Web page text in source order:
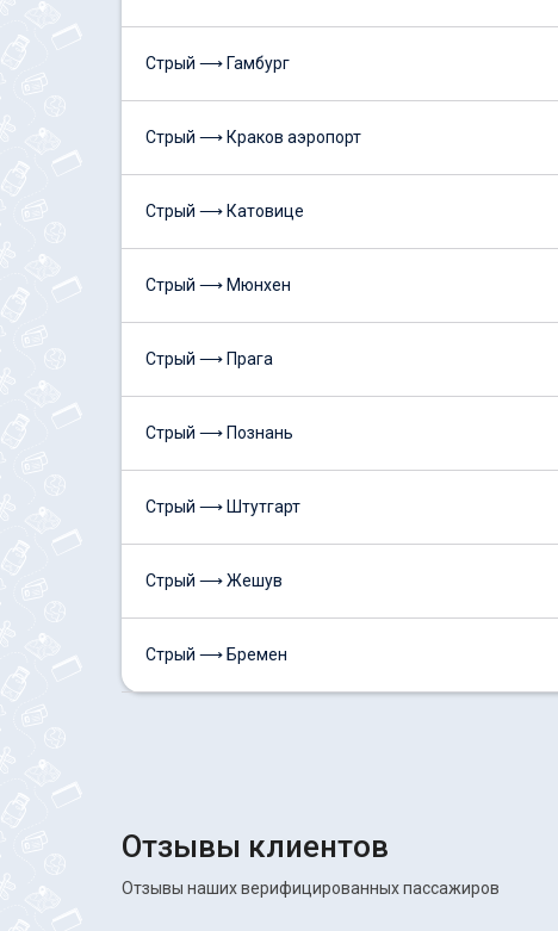
Стрый ⟶ Гамбург
Стрый ⟶ Краков аэропорт
Стрый ⟶ Катовице
Стрый ⟶ Мюнхен
Стрый ⟶ Прага
Стрый ⟶ Познань
Стрый ⟶ Штутгарт
Стрый ⟶ Жешув
Стрый ⟶ Бремен
Отзывы клиентов
Отзывы наших верифицированных пассажиров